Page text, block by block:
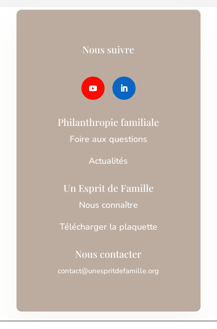
Nous suivre
Philanthropie familiale
Foire aux questions
Actualités
Un Esprit de Famille
Nous connaître
Télécharger la plaquette
Nous contacter
contact@unespritdefamille.org